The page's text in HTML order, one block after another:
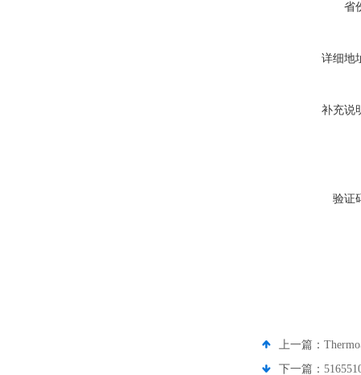
省
详细地
补充说
验证
上一篇：
下一篇：